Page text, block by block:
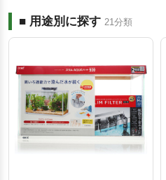
■ 用途別に探す 21分類